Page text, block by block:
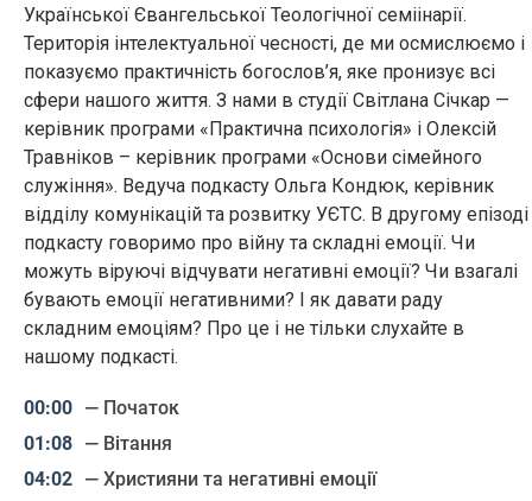
Української Євангельської Теологічної семіінарії.
Територія інтелектуальної чесності, де ми осмислюємо і
показуємо практичність богослов’я, яке пронизує всі
сфери нашого життя. З нами в студії Світлана Січкар —
керівник програми «Практична психологія» і Олексій
Травніков – керівник програми «Основи сімейного
служіння». Ведуча подкасту Ольга Кондюк, керівник
відділу комунікацій та розвитку УЄТС. В другому епізоді
подкасту говоримо про війну та складні емоції. Чи
можуть віруючі відчувати негативні емоції? Чи взагалі
бувають емоції негативними? І як давати раду
складним емоціям? Про це і не тільки слухайте в
нашому подкасті.
— Початок
— Вітання
— Християни та негативні емоції